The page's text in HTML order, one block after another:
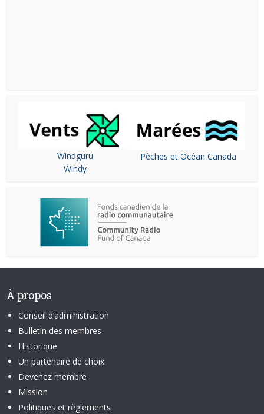
Windguru
Windy
Pêches et Océan Canada
À propos
Conseil d’administration
Bulletin des membres
Historique
Un partenaire de choix
Devenez membre
Mission
Politiques et règlements